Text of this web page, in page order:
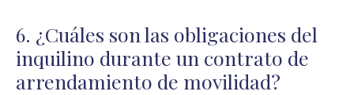
6. ¿Cuáles son las obligaciones del
inquilino durante un contrato de
arrendamiento de movilidad?